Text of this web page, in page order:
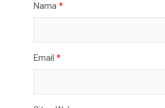
Nama *
Email *